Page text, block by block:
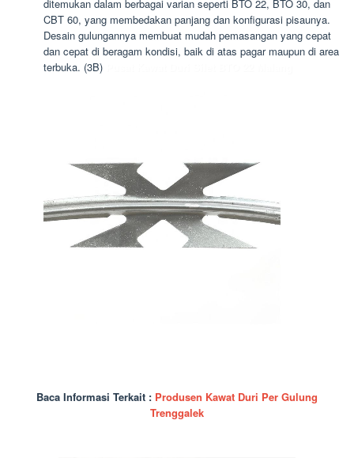
ditemukan dalam berbagai varian seperti BTO 22, BTO 30, dan
CBT 60, yang membedakan panjang dan konfigurasi pisaunya.
Desain gulungannya membuat mudah pemasangan yang cepat
dan cepat di beragam kondisi, baik di atas pagar maupun di area
terbuka. (3B)
Baca Informasi Terkait : Produsen Kawat Duri Per Gulung
Trenggalek